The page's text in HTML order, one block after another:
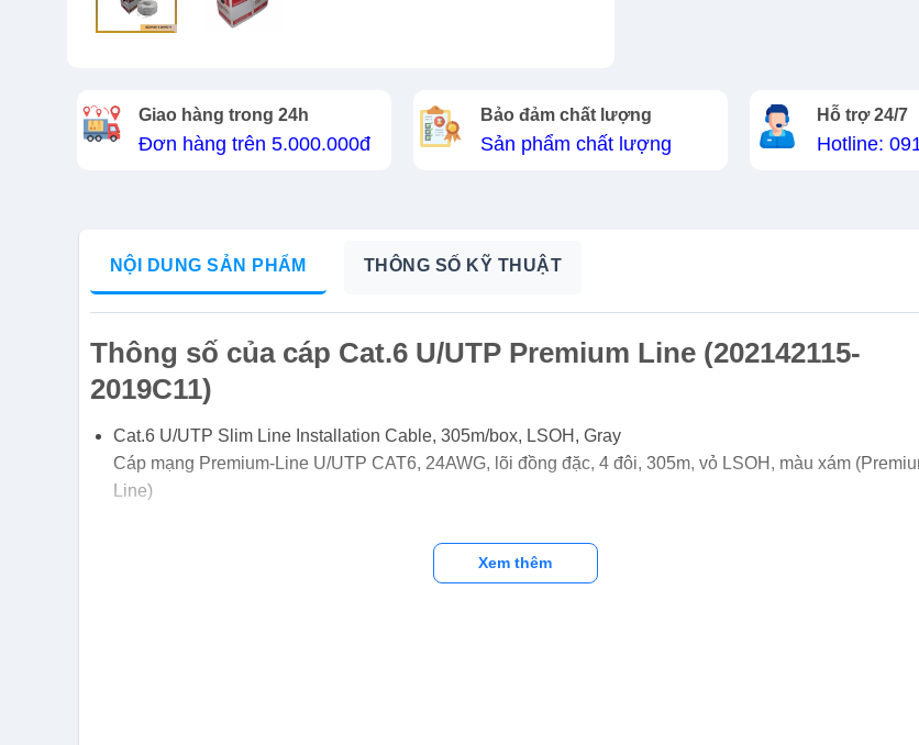
Giao hàng trong 24h
Đơn hàng trên 5.000.000đ
Bảo đảm chất lượng
Sản phẩm chất lượng
Hỗ trợ 24/7
Hotline:
NỘI DUNG SẢN PHẨM THÔNG SỐ KỸ THUẬT
Thông số của cáp Cat.6 U/UTP Premium Line (202142115-
2019C11)
Cat.6 U/UTP Slim Line Installation Cable, 305m/box, LSOH, Gray
Cáp mạng Premium-Line U/UTP CAT6, 24AWG, lõi đồng đặc, 4 đôi, 305m, vỏ LSOH, màu xám
Line)
Xem thêm